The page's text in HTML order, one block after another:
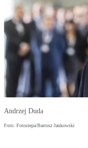
Andrzej Duda
Foto: Fotorzepa/Bartosz Jankowski